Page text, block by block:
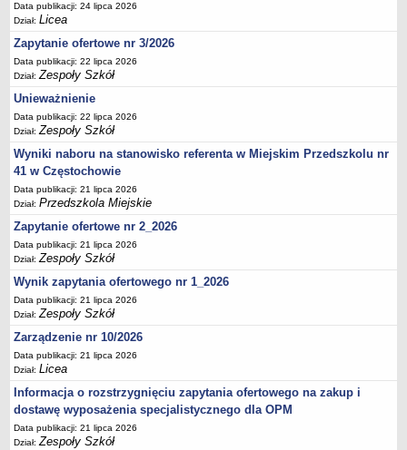
Data publikacji: 24 lipca 2026
Dział:Licea
Zapytanie ofertowe nr 3/2026
Data publikacji: 22 lipca 2026
Dział:Zespoły Szkół
Unieważnienie
Data publikacji: 22 lipca 2026
Dział:Zespoły Szkół
Wyniki naboru na stanowisko referenta w Miejskim Przedszkolu nr
41 w Częstochowie
Data publikacji: 21 lipca 2026
Dział:Przedszkola Miejskie
Zapytanie ofertowe nr 2_2026
Data publikacji: 21 lipca 2026
Dział:Zespoły Szkół
Wynik zapytania ofertowego nr 1_2026
Data publikacji: 21 lipca 2026
Dział:Zespoły Szkół
Zarządzenie nr 10/2026
Data publikacji: 21 lipca 2026
Dział:Licea
Informacja o rozstrzygnięciu zapytania ofertowego na zakup i
dostawę wyposażenia specjalistycznego dla OPM
Data publikacji: 21 lipca 2026
Dział:Zespoły Szkół